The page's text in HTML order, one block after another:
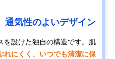
通気性のよいデザイン
を設けた独自の構造です。肌
れにくく、いつでも清潔に保